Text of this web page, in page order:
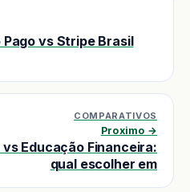
vs Stripe Brasil
COMPARATIVOS
Proximo →
Educação Financeira:
qual escolher em